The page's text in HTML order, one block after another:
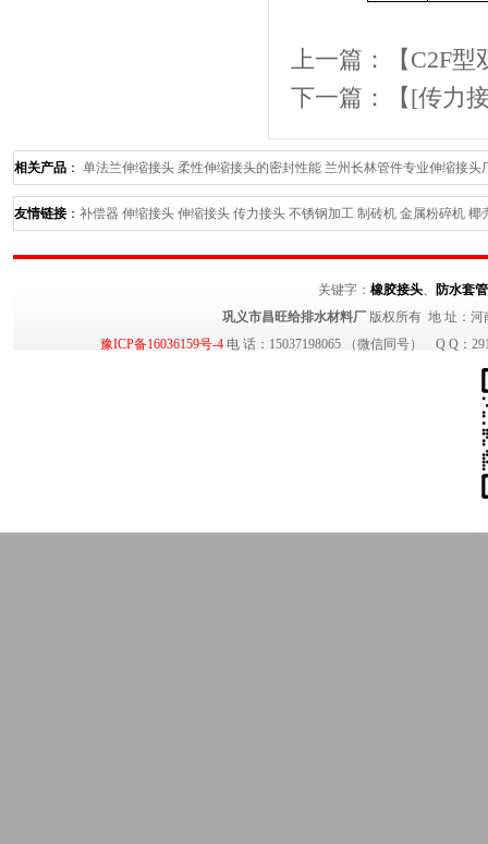
上一篇：【C2F型
下一篇：【[传力
相关产品 ： 单法兰伸缩接头 柔性伸缩接头的密封性能 兰州长林管件专业伸缩接头
寸--长林管件最专业 分析《鸭嘴阀在排海工程中所展现出的强大优势》长林鸭嘴阀
友情链接： 补偿器 伸缩接头 伸缩接头 传力接头 不锈钢加工 制砖机 金属粉碎机 椰
关键字： 橡胶接头、
防水套管
巩义市昌旺给排水材料厂 版权所有 地 址：河
豫ICP备16036159号-4 电 话：15037198065 （微信同号） Q Q：